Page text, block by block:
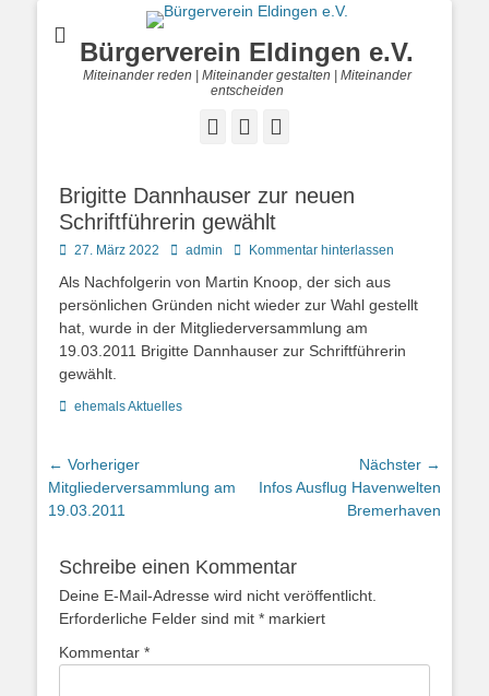
Bürgerverein Eldingen e.V.
Miteinander reden | Miteinander gestalten | Miteinander
entscheiden
Facebook
Brigitte Dannhauser zur neuen
Schriftführerin gewählt
Posted
27. März 2022 Autoradmin Kommentar hinterlassen
Als Nachfolgerin von Martin Knoop, der sich aus
persönlichen Gründen nicht wieder zur Wahl gestellt
hat, wurde in der Mitgliederversammlung am
19.03.2011 Brigitte Dannhauser zur Schriftführerin
gewählt.
Kategorien
ehemals Aktuelles
Beitragsnavigation
← Vorheriger
Vorheriger
Beitrag:
Mitgliederversammlung am
19.03.2011
Nächster →
Nächster
Infos Ausflug Havenwelten
Bremerhaven
Schreibe einen Kommentar
Deine E-Mail-Adresse wird nicht veröffentlicht.
Erforderliche Felder sind mit * markiert
Kommentar *